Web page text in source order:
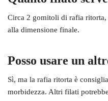
Circa 2 gomitoli di rafia ritorta,
alla dimensione finale.
Posso usare un
Sì, ma la rafia ritorta è
morbidezza. Altri filati